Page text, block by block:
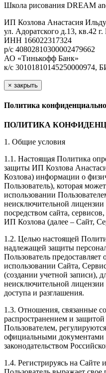
Школа рисования DREAM
ИП Козлова Анастасия
ул. Адоратского д.13, кв.42
ИНН 166022317324
р/с 40802810300002479662
АО «Тинькофф Банк»
к/с 30101810145250000974,
× закрыть
Политика
ПОЛИТИКА
1. Общие условия
1.1. Настоящая Политика
защиты ИП Козлова
Козлова) информации о
Пользователь), которая
использовании
неисключительной
посредством сайта,
ИП Козлова (далее – Сайт,
1.2. Целью настоящей
надлежащей защиты
Пользователь предоставляет
использовании Сайта,
(создании учетной записи),
неисключительной
доступа и разглашения.
1.3. Отношения, связанные
распространением и
Пользователем,
официальными
законодательством
1.4. Регистрируясь на